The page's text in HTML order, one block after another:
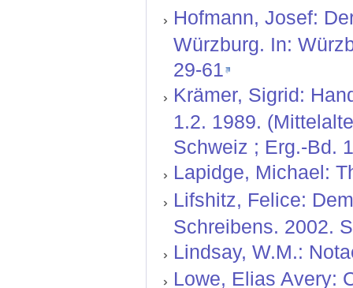
Hofmann, Josef:
Würzburg. In:
29-61
Krämer, Sigrid:
1.2. 1989.
Schweiz ; Erg.-Bd.
Lapidge, Michael:
Lifshitz, Felice:
Schreibens. 2002.
Lindsay, W.M.:
Lowe, Elias Avery: